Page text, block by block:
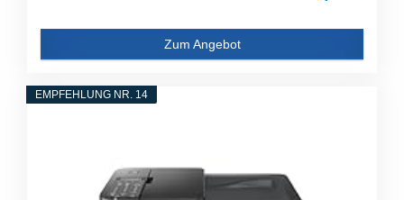
Zum Angebot
EMPFEHLUNG NR. 14